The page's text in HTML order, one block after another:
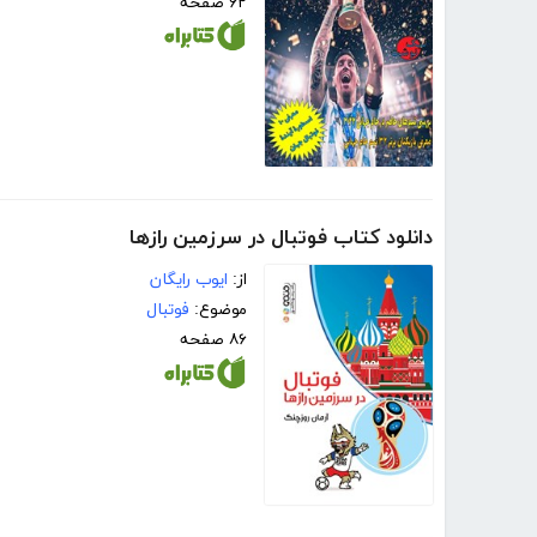
دانلود کتاب فوتبال در سرزمین رازها
از: ایوب رایگان
موضوع: فوتبال
۸۶ صفحه